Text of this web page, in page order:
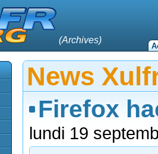
(Archives)
News
Firefox
lundi 19